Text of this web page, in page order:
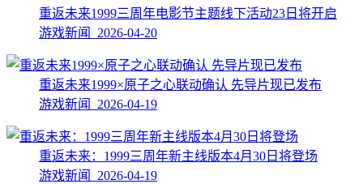
重返未来1999三周年电影节主题线下活动23日将开启
游戏新闻 2026-04-20
重返未来1999×原子之心联动确认 先导片现已发布
游戏新闻 2026-04-19
重返未来：1999三周年新主线版本4月30日将登场
游戏新闻 2026-04-19